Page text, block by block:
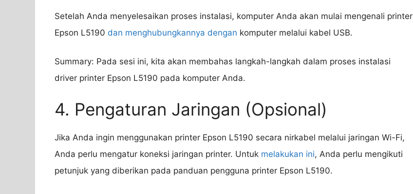
Setelah Anda menyelesaikan proses instalasi, komputer Anda akan mulai mengenali printer
Epson L5190 dan menghubungkannya dengan komputer melalui kabel USB.
Summary: Pada sesi ini, kita akan membahas langkah-langkah dalam proses instalasi
driver printer Epson L5190 pada komputer Anda.
4. Pengaturan Jaringan (Opsional)
Jika Anda ingin menggunakan printer Epson L5190 secara nirkabel melalui jaringan Wi-Fi,
Anda perlu mengatur koneksi jaringan printer. Untuk melakukan ini, Anda perlu mengikuti
petunjuk yang diberikan pada panduan pengguna printer Epson L5190.